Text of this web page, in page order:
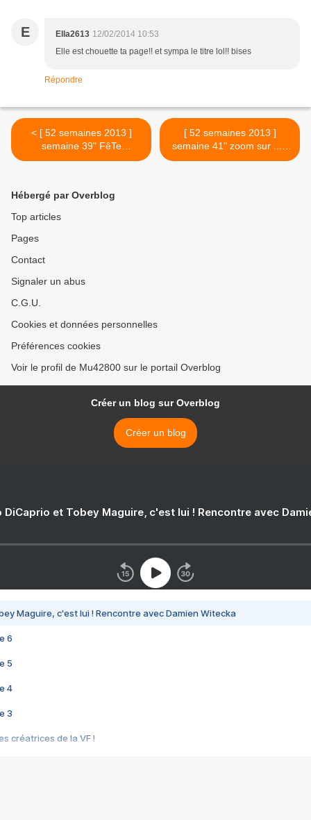
E Ella2613 12/02/2014 10:53
Elle est chouette ta page!! et sympa le titre lol!! bises
Répondre
< [ 52 semaines 2013 ]
semaine 39" FêTe
SurPrisE"
[ 52 semaines 2013 ]
semaine 41" zoom sur ... "
>
Hébergé par Overblog
Top articles
Pages
Contact
Signaler un abus
C.G.U.
Cookies et données personnelles
Préférences cookies
Voir le profil de Mu42800 sur le portail Overblog
Créer un blog sur Overblog
Créer un blog
DiCaprio et Tobey Maguire, c'est lui ! Rencontre avec
Maguire, c'est lui ! Rencontre avec Damien Witecka
6
5
4
3
créatrices de la VF !